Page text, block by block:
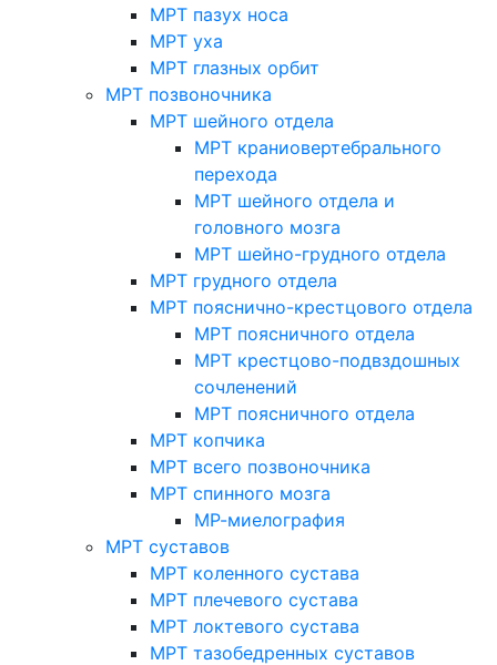
МРТ пазух носа
МРТ уха
МРТ глазных орбит
МРТ позвоночника
МРТ шейного отдела
МРТ краниовертебрального
перехода
МРТ шейного отдела и
головного мозга
МРТ шейно-грудного отдела
МРТ грудного отдела
МРТ пояснично-крестцового отдела
МРТ поясничного отдела
МРТ крестцово-подвздошных
сочленений
МРТ поясничного отдела
МРТ копчика
МРТ всего позвоночника
МРТ спинного мозга
МР-миелография
МРТ суставов
МРТ коленного сустава
МРТ плечевого сустава
МРТ локтевого сустава
МРТ тазобедренных суставов